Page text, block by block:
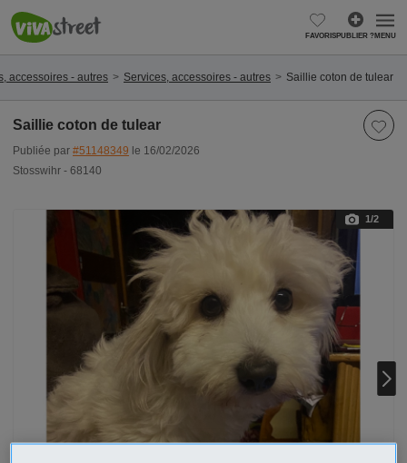
FAVORISPUBLIER ?MENU
accessoires - autres Services, accessoires - autres Saillie coton de tulear
Saillie coton de tulear
Publiée par #51148349 le 16/02/2026
Stosswihr - 68140
1/2